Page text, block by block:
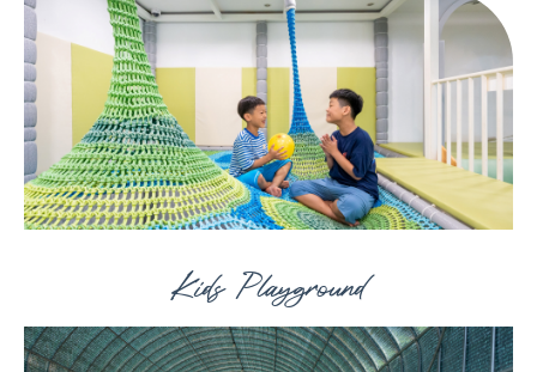
Kids Playground